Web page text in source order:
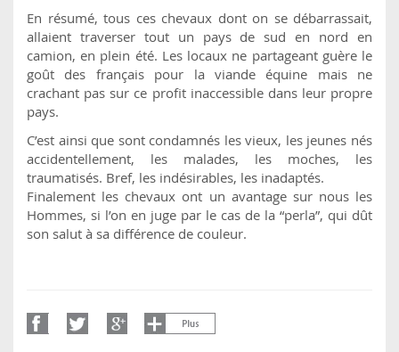
En résumé, tous ces chevaux dont on se débarrassait,
allaient traverser tout un pays de sud en nord en
camion, en plein été. Les locaux ne partageant guère le
goût des français pour la viande équine mais ne
crachant pas sur ce profit inaccessible dans leur propre
pays.
C’est ainsi que sont condamnés les vieux, les jeunes nés
accidentellement, les malades, les moches, les
traumatisés. Bref, les indésirables, les inadaptés.
Finalement les chevaux ont un avantage sur nous les
Hommes, si l’on en juge par le cas de la “perla”, qui dût
son salut à sa différence de couleur.